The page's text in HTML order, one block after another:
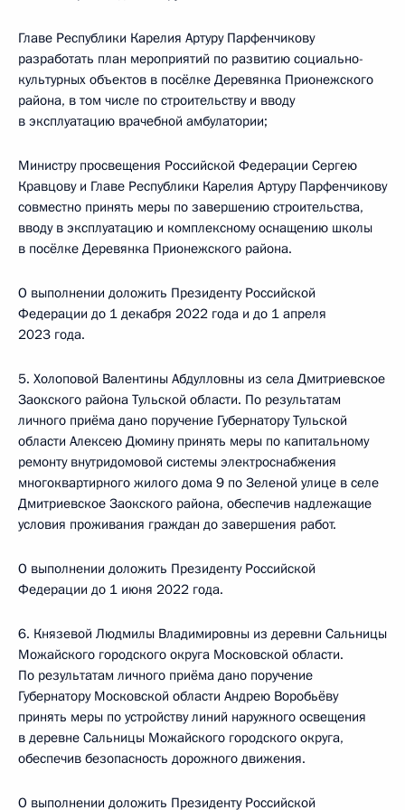
Главе Республики Карелия Артуру Парфенчикову
разработать план мероприятий по развитию социально-
культурных объектов в посёлке Деревянка Прионежского
района, в том числе по строительству и вводу
в эксплуатацию врачебной амбулатории;
Министру просвещения Российской Федерации Сергею
Кравцову и Главе Республики Карелия Артуру Парфенчикову
совместно принять меры по завершению строительства,
вводу в эксплуатацию и комплексному оснащению школы
в посёлке Деревянка Прионежского района.
О выполнении доложить Президенту Российской
Федерации до 1 декабря 2022 года и до 1 апреля
2023 года.
5. Холоповой Валентины Абдулловны из села Дмитриевское
Заокского района Тульской области. По результатам
личного приёма дано поручение Губернатору Тульской
области Алексею Дюмину принять меры по капитальному
ремонту внутридомовой системы электроснабжения
многоквартирного жилого дома 9 по Зеленой улице в селе
Дмитриевское Заокского района, обеспечив надлежащие
условия проживания граждан до завершения работ.
О выполнении доложить Президенту Российской
Федерации до 1 июня 2022 года.
6. Князевой Людмилы Владимировны из деревни Сальницы
Можайского городского округа Московской области.
По результатам личного приёма дано поручение
Губернатору Московской области Андрею Воробьёву
принять меры по устройству линий наружного освещения
в деревне Сальницы Можайского городского округа,
обеспечив безопасность дорожного движения.
О выполнении доложить Президенту Российской